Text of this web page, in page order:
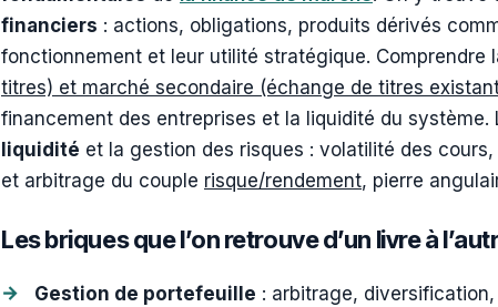
financiers : actions, obligations, produits dérivés
fonctionnement et leur utilité stratégique. Comprendre
titres) et marché secondaire (échange de titres
financement des entreprises et la liquidité du système.
liquidité et la gestion des risques : volatilité des
et arbitrage du couple risque/rendement, pierre
Les briques que l’on retrouve d’un livre à
Gestion de portefeuille : arbitrage,